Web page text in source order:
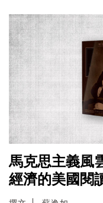
馬克思主義
經濟的美國閱